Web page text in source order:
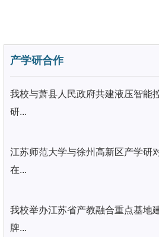
产学研合作
我校与萧县人民政府共建液压智能
研...
江苏师范大学与徐州高新区产学研
在...
我校举办江苏省产教融合重点基地
牌...